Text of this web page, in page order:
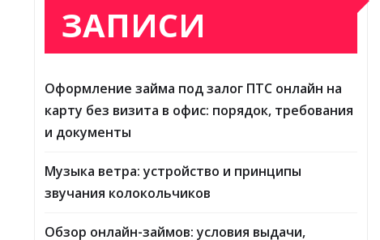
ЗАПИСИ
Оформление займа под залог ПТС онлайн на
карту без визита в офис: порядок, требования
и документы
Музыка ветра: устройство и принципы
звучания колокольчиков
Обзор онлайн-займов: условия выдачи,